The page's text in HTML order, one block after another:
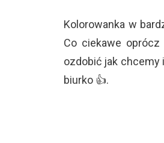
Kolorowanka w
Co ciekawe
ozdobić jak chcemy
biurko 👍.